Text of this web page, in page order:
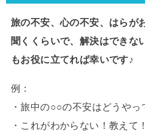
旅の不安、心の不安、はらが
聞くくらいで、解決はできな
もお役に立てれば幸いです♪
例：
・旅中の○○の不安はどうやっ
・これがわからない！教えて！